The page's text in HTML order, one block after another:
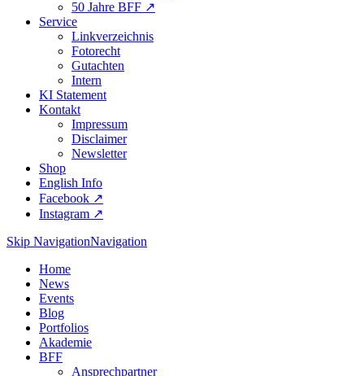
50 Jahre BFF ↗︎
Service
Linkverzeichnis
Fotorecht
Gutachten
Intern
KI Statement
Kontakt
Impressum
Disclaimer
Newsletter
Shop
English Info
Facebook ↗︎
Instagram ↗︎
Skip NavigationNavigation
Home
News
Events
Blog
Portfolios
Akademie
BFF
Ansprechpartner